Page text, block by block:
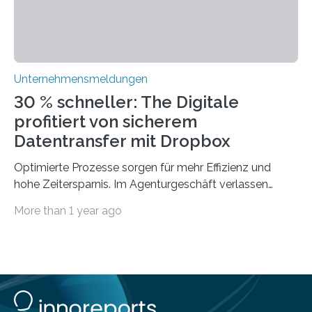
Unternehmensmeldungen
30 % schneller: The Digitale
profitiert von sicherem
Datentransfer mit Dropbox
Optimierte Prozesse sorgen für mehr Effizienz und
hohe Zeitersparnis. Im Agenturgeschäft verlassen
machen sich auf den Weg zu Kunden oder Partnern.
beim Datentransfer abzusichern, suchte The Digitale
eine einfache und benutzerfreundliche Lösung. Im
More than 1 year ago